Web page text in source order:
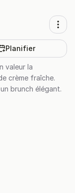
Planifier
valeur la
crème fraîche.
brunch élégant.